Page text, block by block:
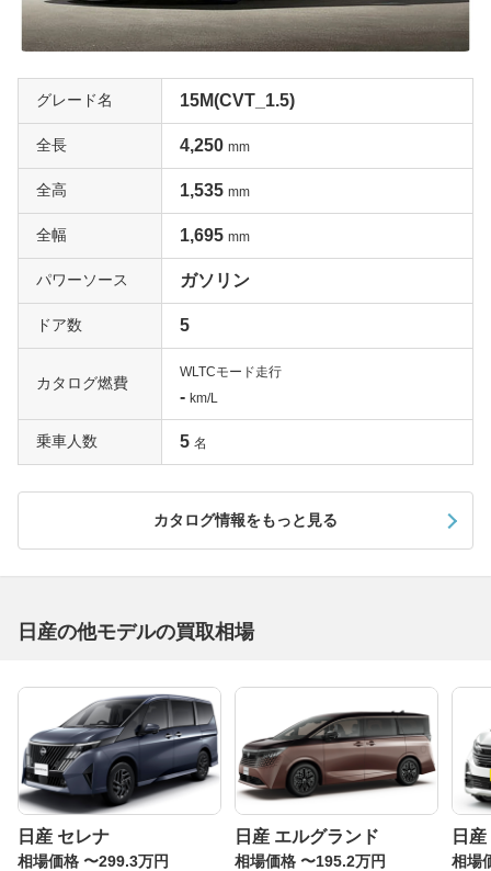
グレード名 15M(CVT_1.5)
全長 4,250 mm
全高 1,535 mm
全幅 1,695 mm
パワーソース ガソリン
ドア数 5
カタログ燃費
WLTCモード走行
- km/L
乗車人数 5 名
カタログ情報をもっと見る
日産の他モデルの買取相場
日産 セレナ
相場価格 〜299.3万円
日産 エルグランド
相場価格 〜195.2万円
日
相場